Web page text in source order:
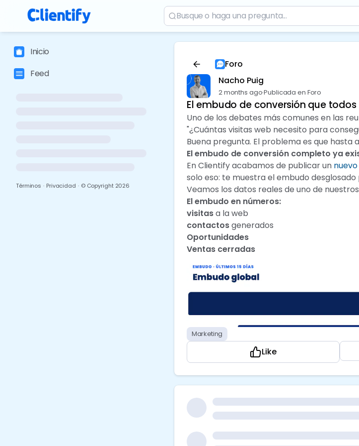
Inicio
Feed
Términos · Privacidad · © Copyright 2026
Foro
Nacho Puig
2 months ago·Publicada en Foro
El embudo de conversión que
Uno de los debates más comunes en las
"¿Cuántas visitas web necesito para
Buena pregunta. El problema es que
El embudo de conversión completo ya
En Clientify acabamos de publicar un
solo eso: te muestra el embudo
Veamos los datos reales de uno de
El embudo en números:
visitasa la web
contactosgenerados
Oportunidades
Ventas cerradas
¿Y por canal? Ahí es donde se ve la magia
Marketing
Like